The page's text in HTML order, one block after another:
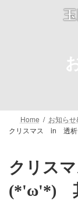
Home お知ら
クリスマス in 透
クリス
(*'ω'*)